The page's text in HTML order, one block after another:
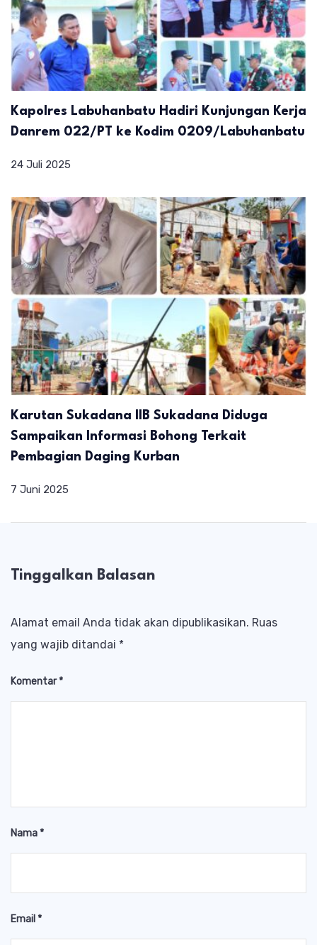
Kapolres Labuhanbatu Hadiri Kunjungan Kerja
Danrem 022/PT ke Kodim 0209/Labuhanbatu
24 Juli 2025
Karutan Sukadana IIB Sukadana Diduga
Sampaikan Informasi Bohong Terkait
Pembagian Daging Kurban
7 Juni 2025
Tinggalkan Balasan
Alamat email Anda tidak akan dipublikasikan. Ruas
yang wajib ditandai *
Komentar*
Nama*
Email *